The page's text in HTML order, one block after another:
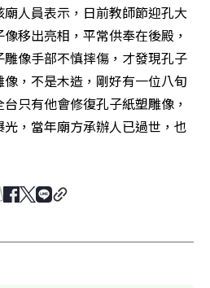
廟人員表示，日前教師節迎孔大
移出亮相，平常供奉在後殿，
像手部不慎摔傷，才發現孔子
，不是木造，剛好有一位八旬
只有他會修復孔子紙塑雕像，
，當年廟方承辦人已過世，也